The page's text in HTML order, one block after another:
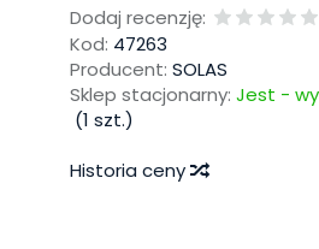
Dodaj recenzję:
Kod: 47263
Producent: SOLAS
Sklep stacjonarny: Jest -
(1 szt.)
Historia ceny